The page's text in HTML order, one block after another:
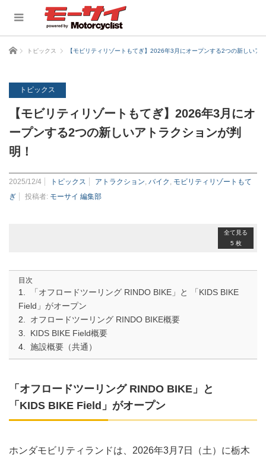
ホーム トピックス 【モビリティリゾートもてぎ】2026年3月にオープンする2つの新しいア
トピックス
【モビリティリゾートもてぎ】2026年3月にオ
ープンする2つの新しいアトラクションが判
明！
2025/12/4 トピックス アトラクション バイク
モビリティリゾートもて
ぎ
投稿者: モーサイ 編集部
全て見る
5 枚
目次
「オフロードツーリング RINDO BIKE」と 「KIDS BIKE
Field」がオープン
オフロードツーリング RINDO BIKE概要
KIDS BIKE Field概要
施設概要（共通）
「オフロードツーリング RINDO BIKE」と
「KIDS BIKE Field」がオープン
ホンダモビリティランドは、2026年3月7日（土）に栃木